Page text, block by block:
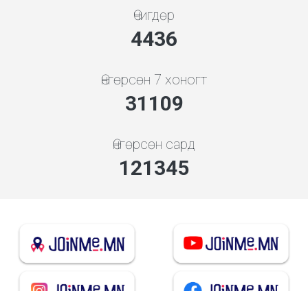
Өчигдөр
4778
Өнгөрсөн 7 хоногт
33502
Өнгөрсөн сард
130679